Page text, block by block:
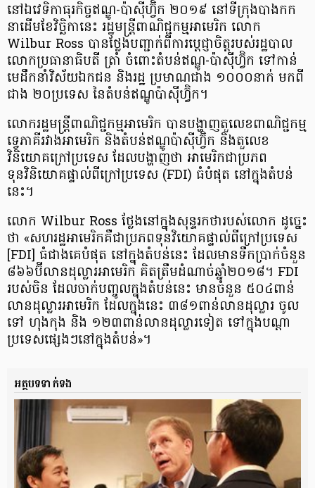
នៅឯ​វេទិកា​ធុរកិច្ច​​ឥណ្ឌូ-ប៉ាស៊ីហ្វ៊ិក ២០១៩ នៅទីក្រុង​បាងកក
នាដើម​ខែ​វិច្ឆិកានេះ រដ្ឋមន្ត្រី​ពាណិជ្ជកម្ម​អាមេរិក លោក
Wilbur Ross ​បានថ្លែង​បញ្ជាក់ពី​ការប្ដេជ្ញាចិត្ត​របស់រដ្ឋបាល​
លោក​ប្រធានាធិបតី ត្រាំ ចំពោះ​តំបន់​ឥណ្ឌូ-ប៉ាស៊ីហ្វ៊ិក​ ទៅកាន់​
មេដឹកនាំ​វិស័យ​ឯកជន និង​រដ្ឋ​ ប្រមាណជាង ១០០០នាក់ មកពី
ជាង ២០ប្រទេស​ នៃ​តំបន់​ឥណ្ឌូប៉ាស៊ីហ្វ៊ិក។
លោករដ្ឋមន្ត្រី​ពាណិជ្ជកម្ម​អាមេរិក បាន​បង្ហាញ​តួលេខ​​ពាណិជ្ជកម្ម​
ទ្វេ​ភាគីរវាង​អាមេរិក និង​តំបន់​ឥណ្ឌូប៉ាស៊ីហ្វ៊ិក និង​តួលេខ​
វិនិយោគក្រៅ​ប្រទេស​ ដែលបង្ហាញថា អាមេរិក​ជា​ប្រភព​
ទុនវិនិយោគ​ផ្ទាល់​ពី​ក្រៅប្រទេស (FDI) ធំបំផុត នៅក្នុង​តំបន់​
នេះ។
លោក Wilbur Ross ថ្លែង​នៅក្នុង​សុន្ទរកថា​របស់លោក ដូច្នេះ​
ថា «សហរដ្ឋ​អាមេរិក​គឺជា​ប្រភព​ទុន​វិយោគ​ផ្ទាល់​ពី​ក្រៅ​ប្រទេស
[FDI] ធំជាងគេ​បំផុត នៅ​ក្នុង​តំបន់​នេះ ដែល​មាន​ទឹកប្រាក់​ចំនួន
៨៦៦​ប៊ីលាន​ដុល្លារ​អាមេរិក គិតត្រឹម​ដំណាច់​ឆ្នាំ​២០១៨។ FDI
របស់​ចិន ដែល​ចាក់​បញ្ចូល​ក្នុង​តំបន់​នេះ មានចំនួន ៥០៤​ពាន់​
លាន​ដុល្លារអាមេរិក ដែល​ក្នុង​នេះ ៣៨១​ពាន់​លានដុល្លារ​ ចូល
ទៅ​​ ហុងកុង និង ១២៣​ពាន់​លាន​ដុល្លារ​ទៀត ទៅ​ក្នុង​បណ្ដា​
ប្រទេស​ផ្សេងៗ​នៅក្នុង​តំបន់»។
អត្ថបទទាក់ទង